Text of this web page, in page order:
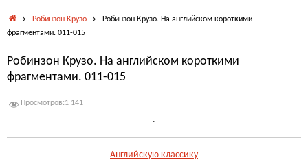
ГлавнаяРобинзон Крузо
Робинзон Крузо. На английском короткими
фрагментами. 011-015
Робинзон Крузо. На английском короткими
фрагментами. 011-015
Просмотров:1 141
.
Английскую классику